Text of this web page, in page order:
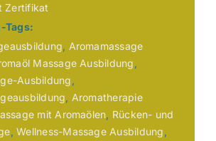
Zertifikat
Tags:
, Aromamassage
Massage Ausbildung ,
Ausbildung ,
, Aromatherapie
mit Aromaölen, Rücken- und
,Wellness-Massage Ausbildung ,